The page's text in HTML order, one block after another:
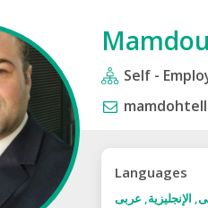
Self -
Languages
الإنجليزية, عربى